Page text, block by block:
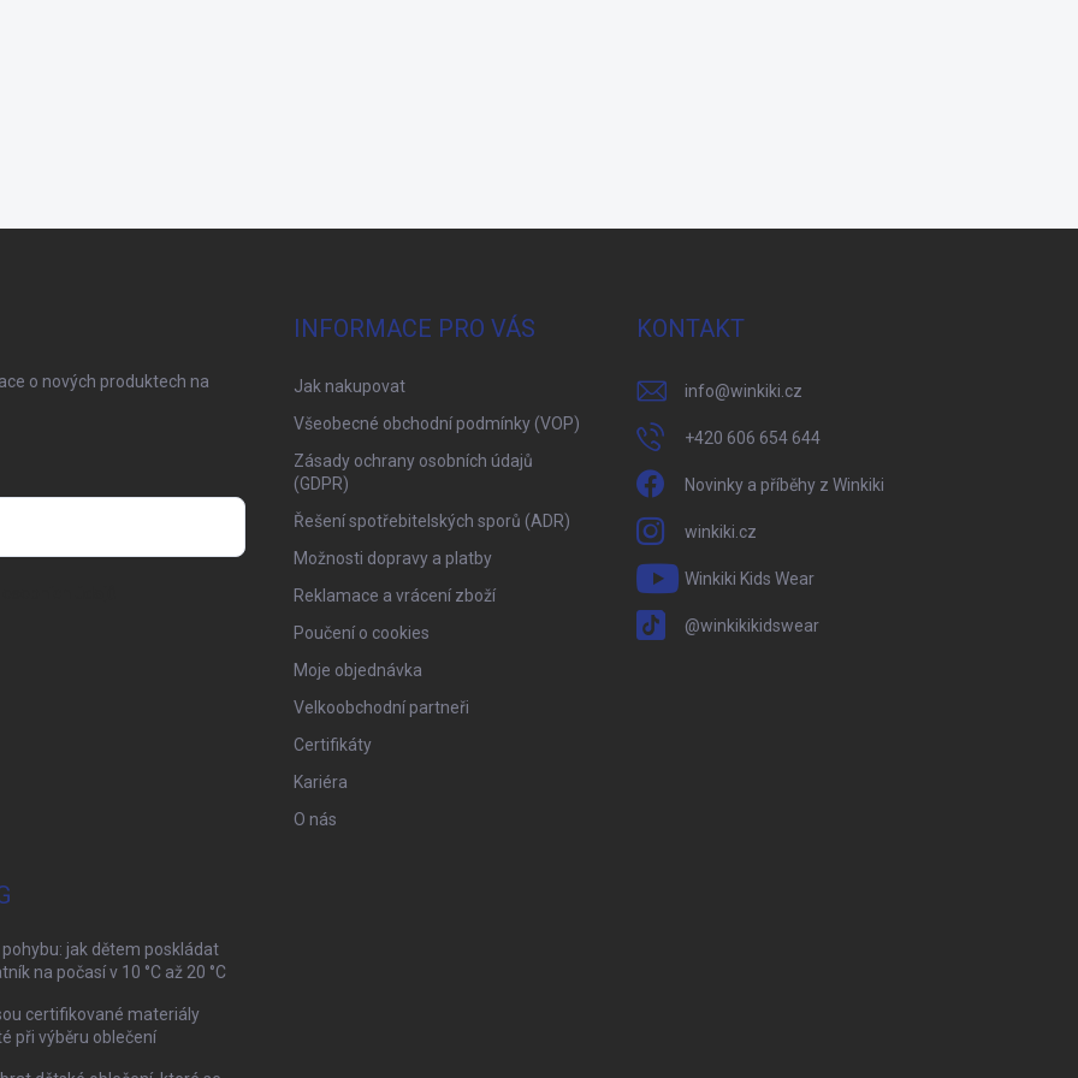
o nových produktech na
INFORMACE PRO VÁS
Jak nakupovat
Všeobecné obchodní podmínky (VOP)
Zásady ochrany osobních údajů
(GDPR)
Řešení spotřebitelských sporů (ADR)
Možnosti dopravy a platby
Reklamace a vrácení zboží
Poučení o cookies
Moje objednávka
Velkoobchodní partneři
Certifikáty
Kariéra
O nás
KONTAKT
info@winkiki.cz
+420 606 654 644
Novinky a příběhy z Winkiki
winkiki.cz
Winkiki Kids Wear
@winkikikidswear
jak dětem poskládat
na počasí v 10 °C až 20 °C
certifikované materiály
při výběru oblečení